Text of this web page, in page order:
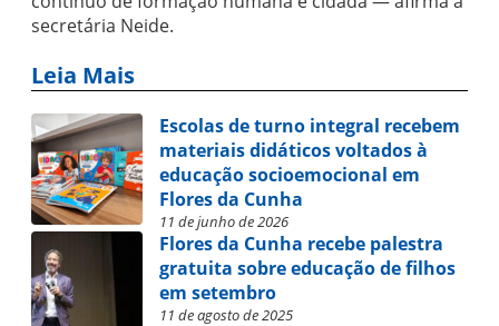
secretária Neide.
Leia Mais
Escolas de turno integral recebem
materiais didáticos voltados à
educação socioemocional em
Flores da Cunha
11 de junho de 2026
Flores da Cunha recebe palestra
gratuita sobre educação de filhos
em setembro
11 de agosto de 2025